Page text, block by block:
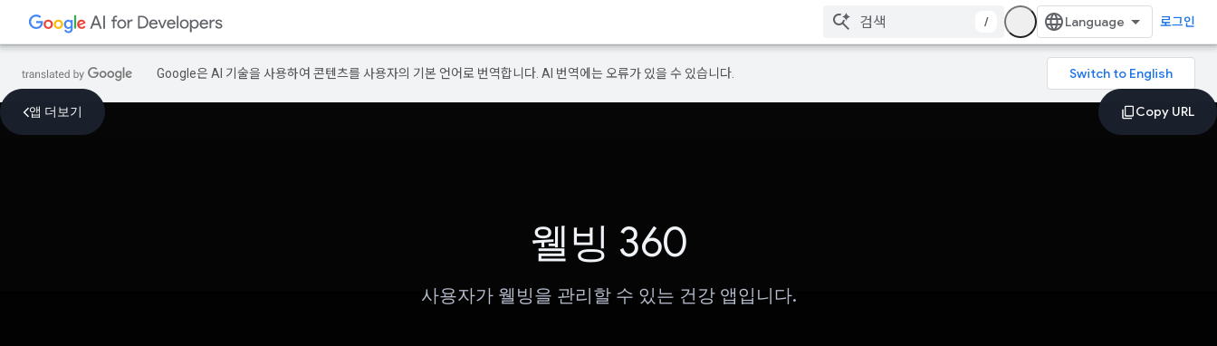
/ 로그인
Google은 AI 기술을 사용하여 콘텐츠를 사용자의 기본 언어로 번역합니다. AI 번역에는 오류가 있을 수 있습니다.
앱 더보기
웰빙 360
사용자가 웰빙을 관리할 수 있는 건강 앱입니다.